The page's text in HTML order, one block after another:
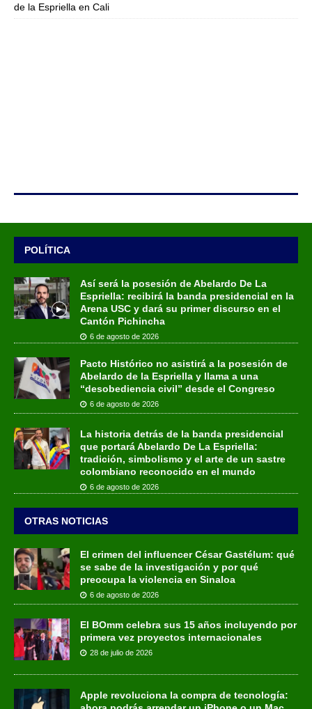
de la Espriella en Cali
POLÍTICA
Así será la posesión de Abelardo De La
Espriella: recibirá la banda presidencial en la
Arena USC y dará su primer discurso en el
Cantón Pichincha
6 de agosto de 2026
Pacto Histórico no asistirá a la posesión de
Abelardo de la Espriella y llama a una
“desobediencia civil” desde el Congreso
6 de agosto de 2026
La historia detrás de la banda presidencial
que portará Abelardo De La Espriella:
tradición, simbolismo y el arte de un sastre
colombiano reconocido en el mundo
6 de agosto de 2026
OTRAS NOTICIAS
El crimen del influencer César Gastélum: qué
se sabe de la investigación y por qué
preocupa la violencia en Sinaloa
6 de agosto de 2026
El BOmm celebra sus 15 años incluyendo por
primera vez proyectos internacionales
28 de julio de 2026
Apple revoluciona la compra de tecnología: